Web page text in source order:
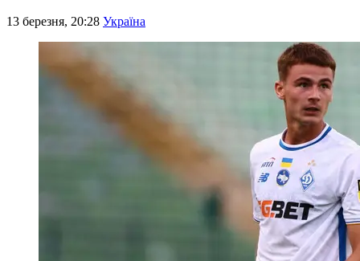
13 березня, 20:28 Україна